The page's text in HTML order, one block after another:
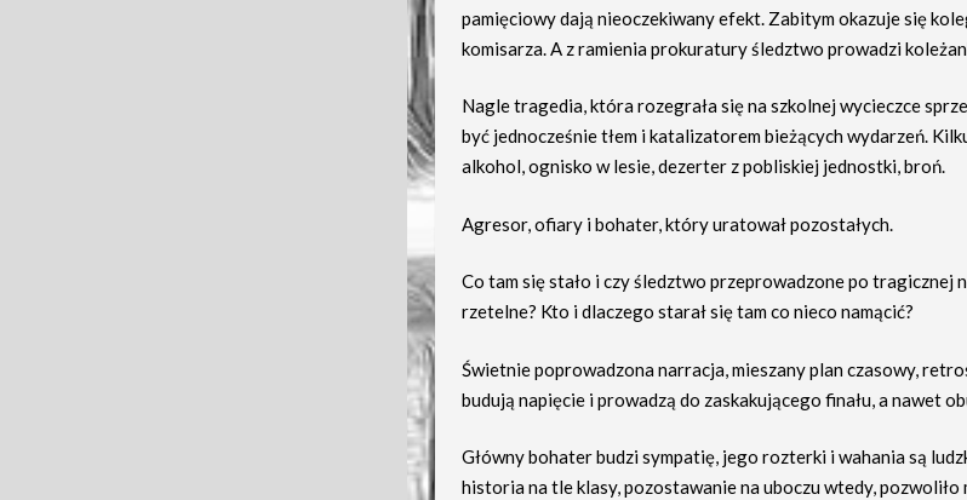
pamięciowy dają nieoczekiwany efekt. Zabitym okazuje się
komisarza. A z ramienia prokuratury śledztwo prowadzi
Nagle tragedia, która rozegrała się na szkolnej wycieczce
być jednocześnie tłem i katalizatorem bieżących wydarzeń.
alkohol, ognisko w lesie, dezerter z pobliskiej jednostki, broń.
Agresor, ofiary i bohater, który uratował pozostałych.
Co tam się stało i czy śledztwo przeprowadzone po tragicznej
rzetelne? Kto i dlaczego starał się tam co nieco namącić?
Świetnie poprowadzona narracja, mieszany plan czasowy,
budują napięcie i prowadzą do zaskakującego finału, a nawet
Główny bohater budzi sympatię, jego rozterki i wahania są
historia na tle klasy, pozostawanie na uboczu wtedy, pozwoliło